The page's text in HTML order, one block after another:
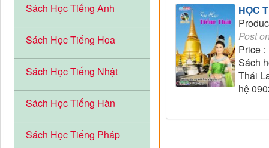
HỌC
Post
Price :
Sách
Thái
hệ
Sách Học Tiếng Anh
Sách Học Tiếng Hoa
Sách Học Tiếng Nhật
Sách Học Tiếng Hàn
Sách Học Tiếng Pháp